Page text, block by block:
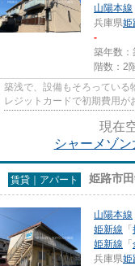
山陽本線
兵庫県姫
-
築年数：
階数：2
築浅で、設備もそろっている
レジットカードで初期費用が
す。お客様の多種多様なニー
現在
シャーメゾ
賃貸｜アパート 姫路市
山陽本線
姫新線 「
姫新線 「
兵庫県姫